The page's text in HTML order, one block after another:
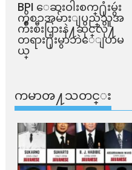
BPI ​ေဆးဝါးစက္​႐ုံးမွဴး
ကိစၥအမ်ားျပည္​သူအ
က်ိဳးစီးပြားနဲ႔ဆိုင္​လို႔
တရား႐ုံးမွာဘဲေျပာမ
ယ္​
ကမာၻ႔သတင္း